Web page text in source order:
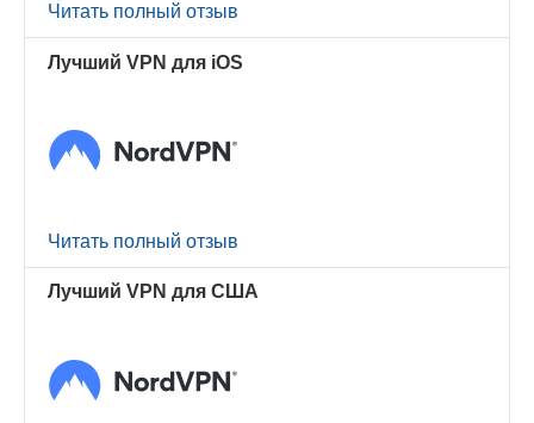
Читать полный отзыв
Лучший VPN для iOS
Читать полный отзыв
Лучший VPN для США